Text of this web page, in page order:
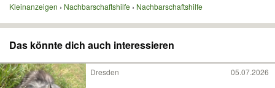
Kleinanzeigen Nachbarschaftshilfe Nachbarschaftshilfe
Das könnte dich auch interessieren
Dresden 05.07.2026